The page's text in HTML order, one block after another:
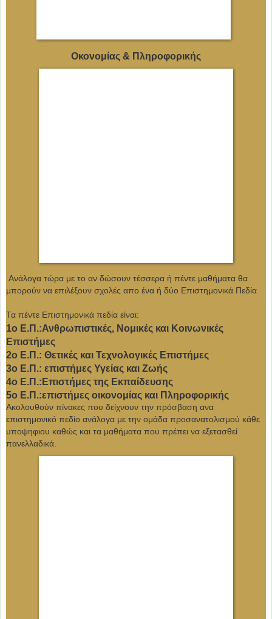
Οκονομίας & Πληροφορικής
Ανάλογα τώρα με το αν δώσουν τέσσερα ή πέντε μαθήματα θα
μπορούν να επιλέξουν σχολές απο ένα ή δύο Επιστημονικά Πεδία
Τα πέντε Επιστημονικά πεδία είναι:
1ο Ε.Π.:Ανθρωπιστικές, Νομικές και Κοινωνικές
Επιστήμες
2ο Ε.Π.: Θετικές και Τεχνολογικές Επιστήμες
3ο Ε.Π.: επιστήμες Υγείας και Ζωής
4ο Ε.Π.:Επιστήμες της Εκπαίδευσης
5ο Ε.Π.:επιστήμες οικονομίας και Πληροφορικής
Ακολουθούν πίνακες που δείχνουν την πρόσβαση ανα
επιστημονικό πεδίο ανάλογα με την ομάδα προσανατολισμού κάθε
υποψηφιου καθώς και τα μαθήματα που πρέπει να εξετασθεί
πανελλαδικά.